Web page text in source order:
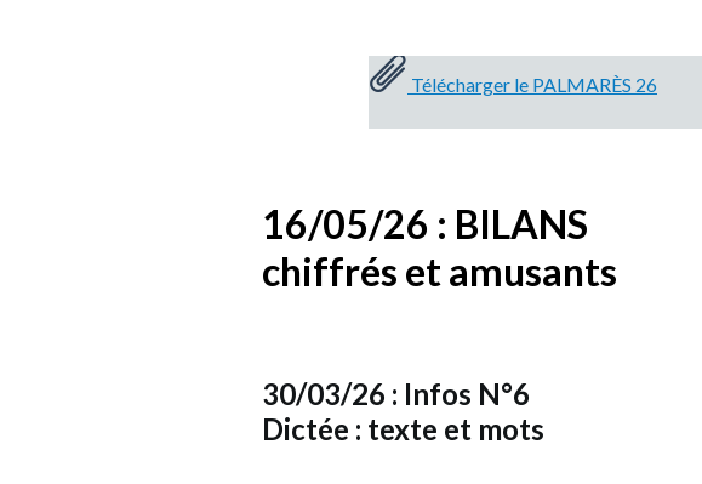
Télécharger le PALMARÈS 26
16/05/26 : BILANS
chiffrés et amusants
30/03/26 : Infos N°6
Dictée : texte et mots